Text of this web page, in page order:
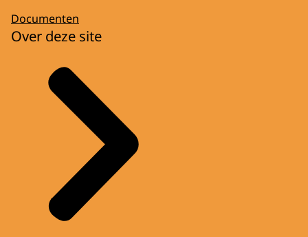
Documenten
Over deze site